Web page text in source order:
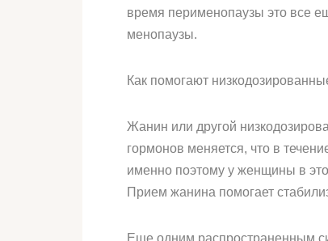
время перименопаузы это все
менопаузы.
Как помогают
Жанин или другой
гормонов меняется, что в
именно поэтому у женщины в
Прием жанина помогает
Еще одним распространенным